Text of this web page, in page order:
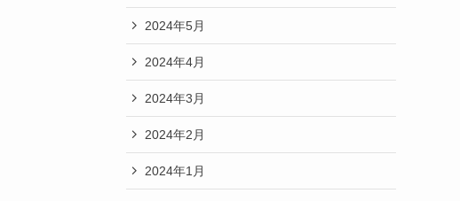
2024年5月
2024年4月
2024年3月
2024年2月
2024年1月